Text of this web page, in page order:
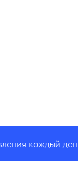
каждый день